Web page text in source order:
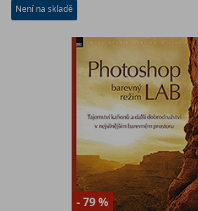
Není na skladě
- 79 %